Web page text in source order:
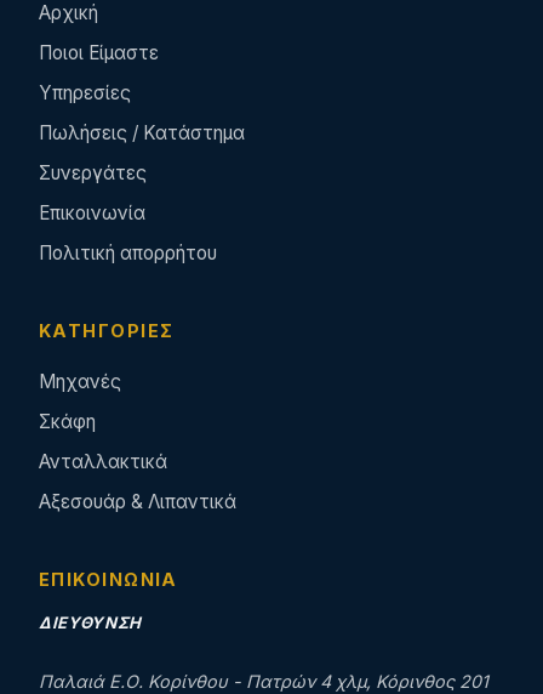
Αρχική
Ποιοι Είμαστε
Υπηρεσίες
Πωλήσεις / Κατάστημα
Συνεργάτες
Επικοινωνία
Πολιτική απορρήτου
ΚΑΤΗΓΟΡΊΕΣ
Μηχανές
Σκάφη
Ανταλλακτικά
Αξεσουάρ & Λιπαντικά
ΕΠΙΚΟΙΝΩΝΊΑ
ΔΙΕΎΘΥΝΣΗ
Παλαιά Ε.Ο. Κορίνθου - Πατρών 4 χλμ, Κόρινθος 201